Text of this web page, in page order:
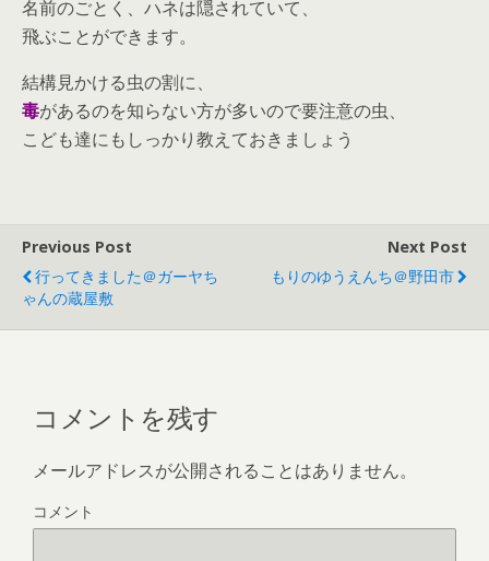
名前のごとく、ハネは隠されていて、
飛ぶことができます。
結構見かける虫の割に、
毒があるのを知らない方が多いので要注意の虫、
こども達にもしっかり教えておきましょう
Previous Post
行ってきました＠ガーヤち
ゃんの蔵屋敷
Next Post
もりのゆうえんち＠野田市
コメントを残す
メールアドレスが公開されることはありません。
コメント